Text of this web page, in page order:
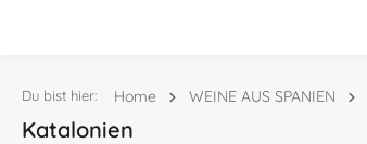
Du bist hier: Home WEINE AUS SPANIEN
Katalonien